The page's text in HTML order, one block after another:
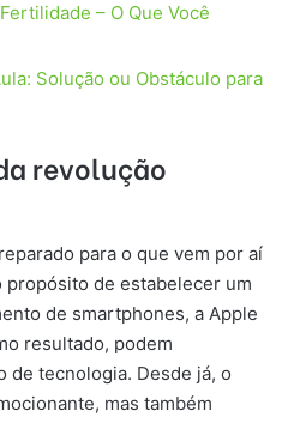
– O Que Você
Solução ou Obstáculo para
revolução
para o que vem por aí
propósito de estabelecer um
de smartphones, a Apple
resultado, podem
de tecnologia. Desde já, o
mas também